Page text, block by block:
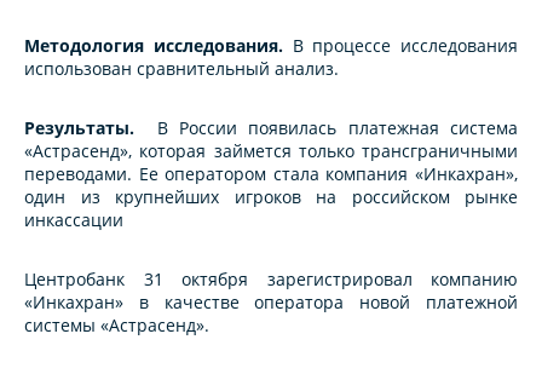
Методология исследования.В процессе исследования
использован сравнительный анализ.
Результаты. В России появилась платежная система
«Астрасенд», которая займется только трансграничными
переводами. Ее оператором стала компания «Инкахран»,
один из крупнейших игроков на российском рынке
инкассации
Центробанк 31 октября зарегистрировал компанию
«Инкахран» в качестве оператора новой платежной
системы «Астрасенд».